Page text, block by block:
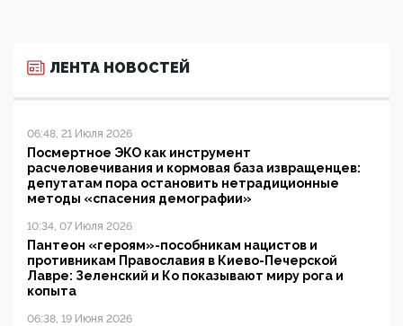
ЛЕНТА НОВОСТЕЙ
06:48, 21 Июля 2026
Посмертное ЭКО как инструмент
расчеловечивания и кормовая база извращенцев:
депутатам пора остановить нетрадиционные
методы «спасения демографии»
10:34, 07 Июля 2026
Пантеон «героям»-пособникам нацистов и
противникам Православия в Киево-Печерской
Лавре: Зеленский и Ко показывают миру рога и
копыта
06:38, 19 Июня 2026